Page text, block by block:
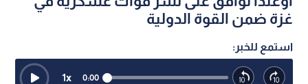
غزة ضمن القوة الدولية
استمع للخبر:
0:00
1x